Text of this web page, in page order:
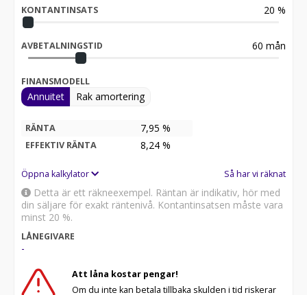
KONTANTINSATS 20 %
AVBETALNINGSTID 60 mån
FINANSMODELL
Annuitet Rak amortering
RÄNTA 7,95 %
EFFEKTIV RÄNTA 8,24 %
Öppna kalkylator Så har vi räknat
Detta är ett räkneexempel. Räntan är indikativ, hör med
din säljare för exakt räntenivå. Kontantinsatsen måste vara
minst 20 %.
LÅNEGIVARE
-
Att låna kostar pengar!
Om du inte kan betala tillbaka skulden i tid riskerar